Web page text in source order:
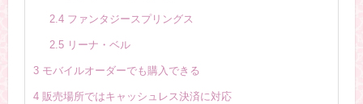
2.4ファンタジースプリングス
2.5リーナ・ベル
3 モバイルオーダーでも購入できる
4 販売場所ではキャッシュレス決済に対応